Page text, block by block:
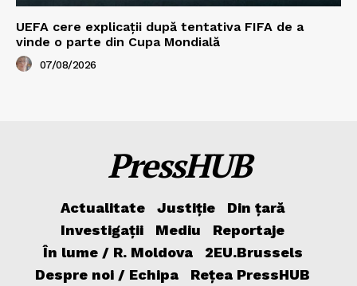
UEFA cere explicații după tentativa FIFA de a
vinde o parte din Cupa Mondială
07/08/2026
PressHUB
Actualitate Justiție
Din țară
Investigații
Mediu
Reportaje
În lume / R. Moldova
2EU.Brussels
Despre noi / Echipa
Rețea PressHUB